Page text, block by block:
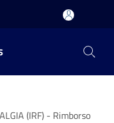
(IRF) - Rimborso